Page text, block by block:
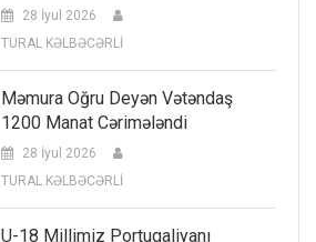
28 İyul 2026
TURAL KƏLBƏCƏRLİ
Məmura Oğru Deyən Vətəndaş
1200 Manat Cərimələndi
28 İyul 2026
TURAL KƏLBƏCƏRLİ
U-18 Millimiz Portuqaliyanı